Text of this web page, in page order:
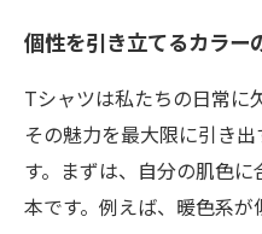
個性を引き立てるカラー
Tシャツは私たちの日常に
その魅力を最大限に引き
す。まずは、自分の肌色
本です。例えば、暖色系が